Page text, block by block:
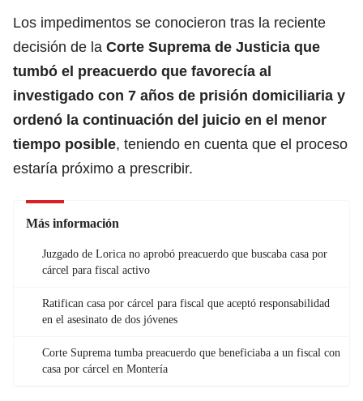
Los impedimentos se conocieron tras la reciente
decisión de la Corte Suprema de Justicia que
tumbó el preacuerdo que favorecía al
investigado con 7 años de prisión domiciliaria y
ordenó la continuación del juicio en el menor
tiempo posible, teniendo en cuenta que el proceso
estaría próximo a prescribir.
Más información
Juzgado de Lorica no aprobó preacuerdo que buscaba casa por
cárcel para fiscal activo
Ratifican casa por cárcel para fiscal que aceptó responsabilidad
en el asesinato de dos jóvenes
Corte Suprema tumba preacuerdo que beneficiaba a un fiscal con
casa por cárcel en Montería